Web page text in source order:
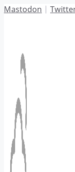
Hoppa
Mastodon |